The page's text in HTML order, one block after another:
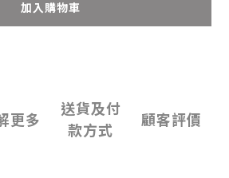
加入購物車
更多
送貨及付
款方式
顧客評價